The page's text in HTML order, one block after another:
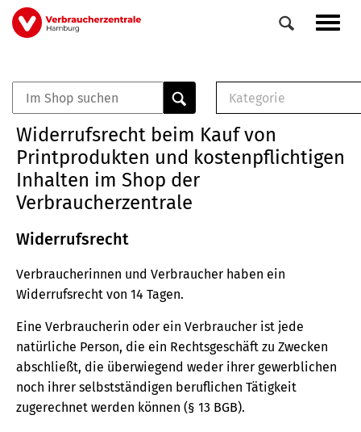
Direkt
zum
Veranstaltungen
0
Elemente
Kategorie
Musterbrief (RTF)
E-Broschüre
Widerrufsrecht beim Kauf von
Printprodukten und kostenpflichtigen
Inhalten im Shop der
Verbraucherzentrale
Widerrufsrecht
Verbraucherinnen und Verbraucher haben ein
Widerrufsrecht von 14 Tagen.
Eine Verbraucherin oder ein Verbraucher ist jede
natürliche Person, die ein Rechtsgeschäft zu Zwecken
abschließt, die überwiegend weder ihrer gewerblichen
noch ihrer selbstständigen beruflichen Tätigkeit
zugerechnet werden können (§ 13 BGB).